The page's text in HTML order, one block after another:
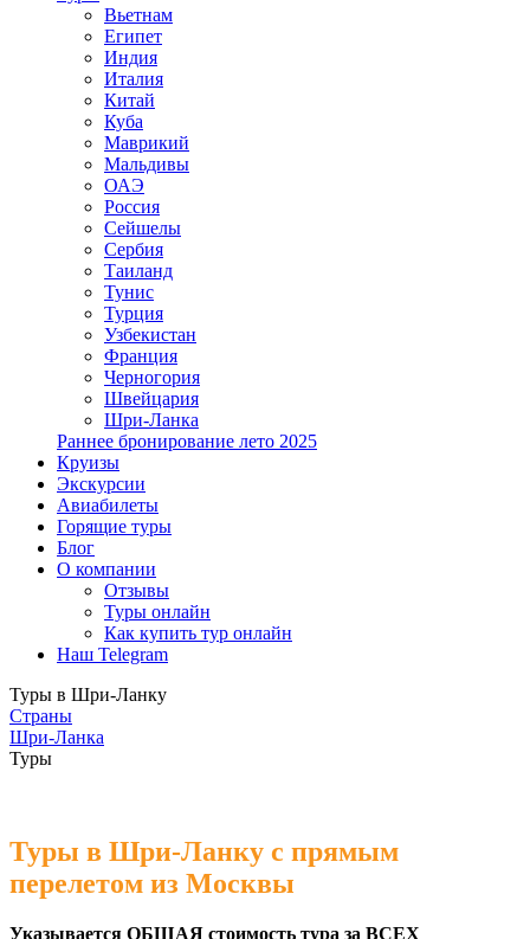
Вьетнам
Египет
Индия
Италия
Китай
Куба
Маврикий
Мальдивы
ОАЭ
Россия
Сейшелы
Сербия
Таиланд
Тунис
Турция
Узбекистан
Франция
Черногория
Швейцария
Шри-Ланка
Раннее бронирование лето 2025
Круизы
Экскурсии
Авиабилеты
Горящие туры
Блог
О компании
Отзывы
Туры онлайн
Как купить тур онлайн
Наш Telegram
Туры в Шри-Ланку
Страны
Шри-Ланка
Туры
Туры в Шри-Ланку с прямым
перелетом из Москвы
Указывается ОБЩАЯ стоимость тура за ВСЕХ